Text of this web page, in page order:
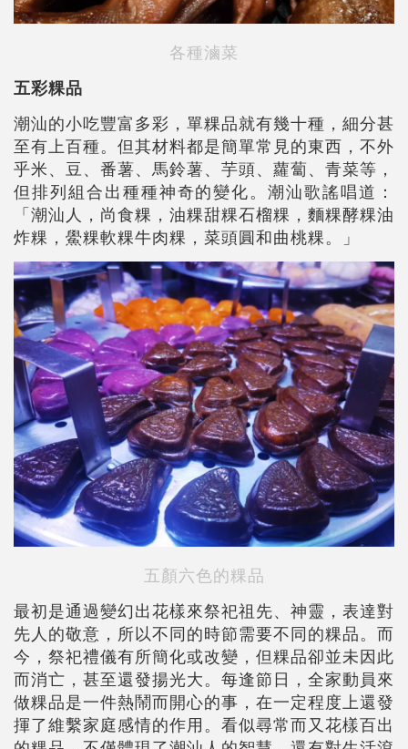
各種滷菜
五彩粿品
潮汕的小吃豐富多彩，單粿品就有幾十種，細分甚
至有上百種。但其材料都是簡單常見的東西，不外
乎米、豆、番薯、馬鈴薯、芋頭、蘿蔔、青菜等，
但排列組合出種種神奇的變化。潮汕歌謠唱道：
「潮汕人，尚食粿，油粿甜粿石榴粿，麵粿酵粿油
炸粿，鱟粿軟粿牛肉粿，菜頭圓和曲桃粿。」
五顏六色的粿品
最初是通過變幻出花樣來祭祀祖先、神靈，表達對
先人的敬意，所以不同的時節需要不同的粿品。而
今，祭祀禮儀有所簡化或改變，但粿品卻並未因此
而消亡，甚至還發揚光大。每逢節日，全家動員來
做粿品是一件熱鬧而開心的事，在一定程度上還發
揮了維繫家庭感情的作用。看似尋常而又花樣百出